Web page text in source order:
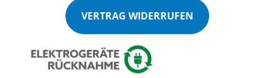
VERTRAG WIDERRUFEN